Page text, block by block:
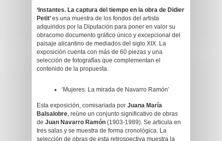
‘ Instantes. La captura del tiempo en la obra de Didier
Petit’es una muestra de los fondos del artista
adquiridos por la Diputación para poner en valor su
obracomo documento gráfico único y excepcional del
paisaje alicantino de mediados del siglo XIX. La
exposición cuenta con más de 60 piezas y una
selección de fotografías que complementan el
contenido de la propuesta.
‘Mujeres. La mirada de Navarro Ramón’
Esta exposición, comisariada por Juana María
Balsalobre, reúne un conjunto significativo de obras
de Juan Navarro Ramón (1903-1989). Se articula en
tres salas y se muestra de forma cronológica. La
selección de obras de esta retrospectiva muestra la